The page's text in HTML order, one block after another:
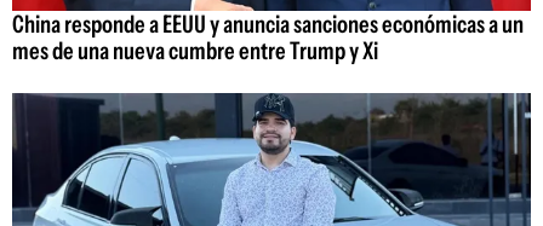
China responde a EEUU y anuncia sanciones económicas a un
mes de una nueva cumbre entre Trump y Xi